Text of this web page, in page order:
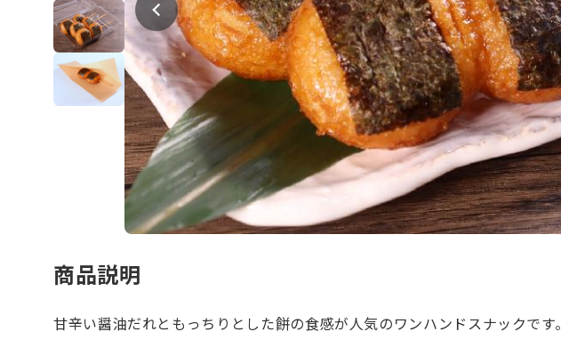
商品説明
甘辛い醤油だれともっちりとした餅の食感が人気のワンハンドスナックです。